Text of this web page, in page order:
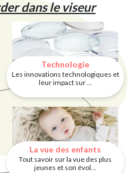
dans le viseur
Technologie
Les innovations technologiques et
leur impact sur ...
La vue des enfants
Tout savoir sur la vue des plus
jeunes et son évol...